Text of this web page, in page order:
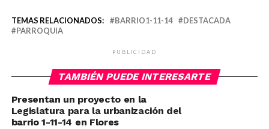
TEMAS RELACIONADOS: BARRIO1-11-14
DESTACADA
PARROQUIA
PUBLICIDAD
TAMBIÉN PUEDE INTERESARTE
Presentan un proyecto en la
Legislatura para la urbanización del
barrio 1-11-14 en Flores